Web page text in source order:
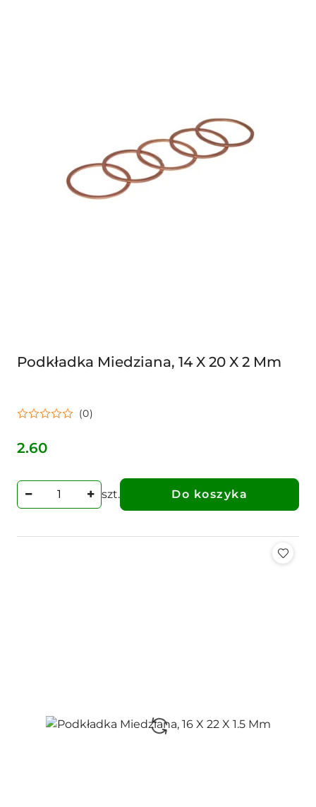
Podkładka Miedziana, 14 X 20 X 2 Mm
(0)
Cena:
2.60
szt. Do koszyka